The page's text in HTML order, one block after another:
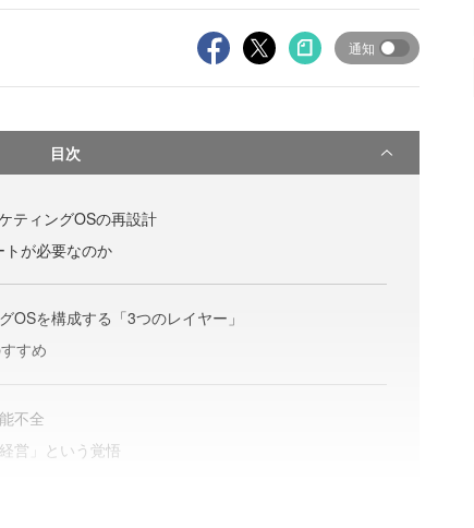
通知
目次
ティングOSの再設計
トが必要なのか
OSを構成する「3つのレイヤー」
すめ
不全
営」という覚悟